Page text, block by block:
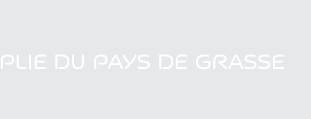
PLIE DU PAYS DE GRASSE